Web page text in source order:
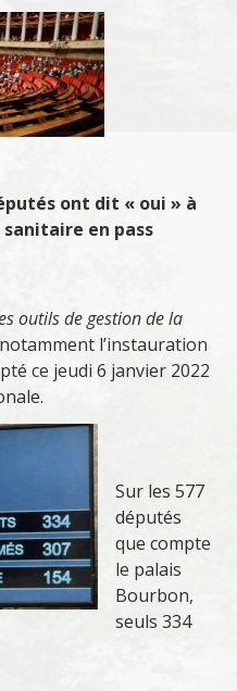
ont dit « oui » à
en pass
outils de gestion de la
l’instauration
ce jeudi 6 janvier 2022
Sur les 577
députés
que compte
le palais
Bourbon,
seuls 334